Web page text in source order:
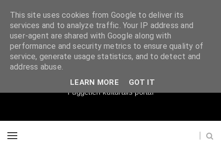
Súgópéldány
Független kulturális portál
This site uses cookies from Google to deliver its
services and to analyze traffic. Your IP address and
user-agent are shared with Google along with
performance and security metrics to ensure quality of
service, generate usage statistics, and to detect and
address abuse.
LEARN MORE GOT IT